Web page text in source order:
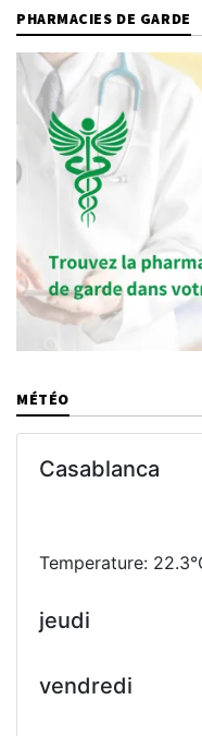
PHARMACIES DE GARDE
MÉTÉO
Casablanca
Temperature:
jeudi
vendredi